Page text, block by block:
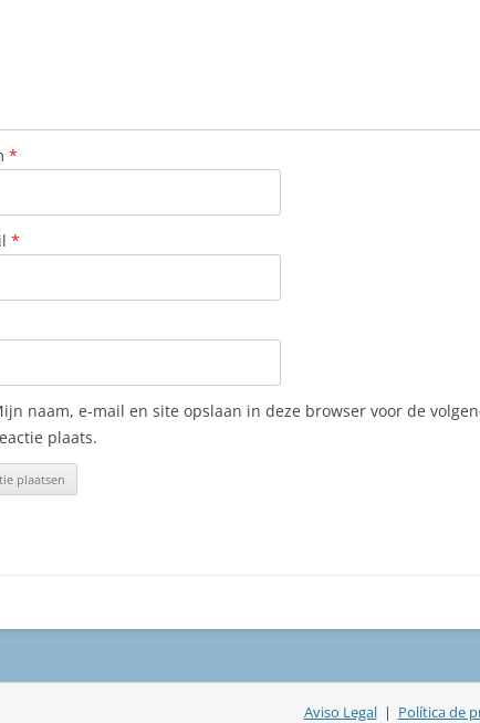
*
*
naam, e-mail en site opslaan in deze browser voor de
plaats.
Aviso Legal| Política de